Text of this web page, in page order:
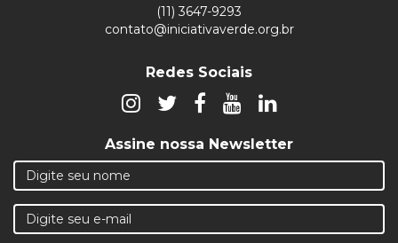
(11) 3647-9293
contato@iniciativaverde.org.br
Redes Sociais
Assine nossa Newsletter